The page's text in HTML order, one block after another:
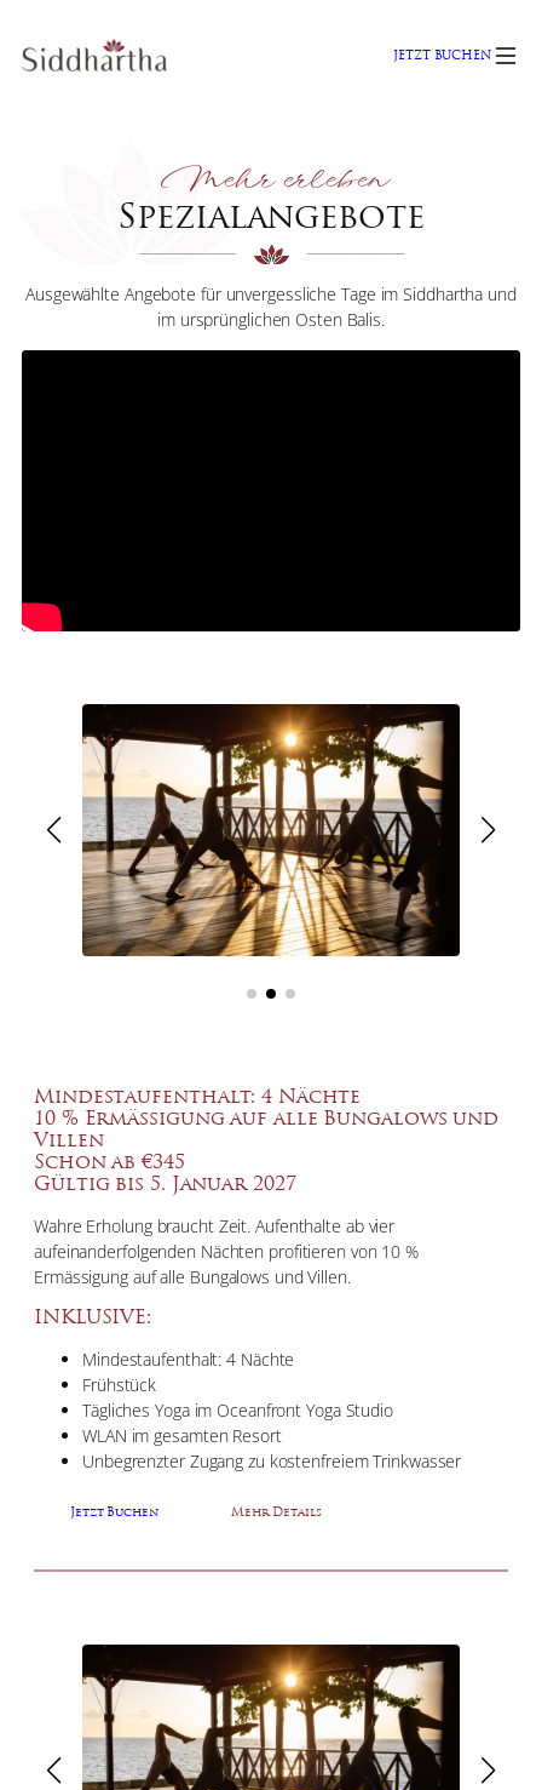
Inhalt
springen
JETZT BUCHEN
Mehr erleben
Spezialangebote
Ausgewählte Angebote für unvergessliche Tage im Siddhartha und
im ursprünglichen Osten Balis.
Mindestaufenthalt: 4 Nächte
10 % Ermässigung auf alle Bungalows und
Villen
Schon ab €345
Gültig bis 5. Januar 2027
Wahre Erholung braucht Zeit. Aufenthalte ab vier
aufeinanderfolgenden Nächten profitieren von 10 %
Ermässigung auf alle Bungalows und Villen.
INKLUSIVE:
Mindestaufenthalt: 4 Nächte
Frühstück
Tägliches Yoga im Oceanfront Yoga Studio
WLAN im gesamten Resort
Unbegrenzter Zugang zu kostenfreiem Trinkwasser
Jetzt Buchen Mehr Details